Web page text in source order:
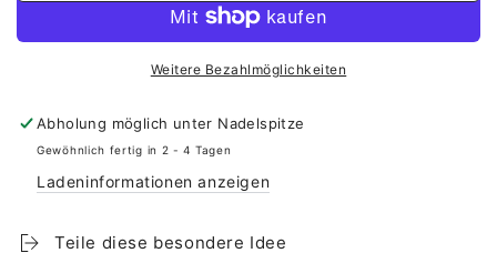
für
die
Braut
| Trauzeugin
Duftsäckchen
Lavendel
für
die
Braut
| Trauzeugin
Weitere Bezahlmöglichkeiten
Abholung möglich unter Nadelspitze
Gewöhnlich fertig in 2 - 4 Tagen
Ladeninformationen anzeigen
Teile diese besondere Idee